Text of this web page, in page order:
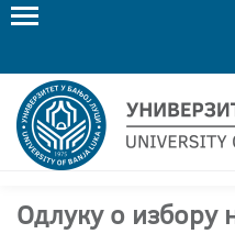
Одлуку о избору